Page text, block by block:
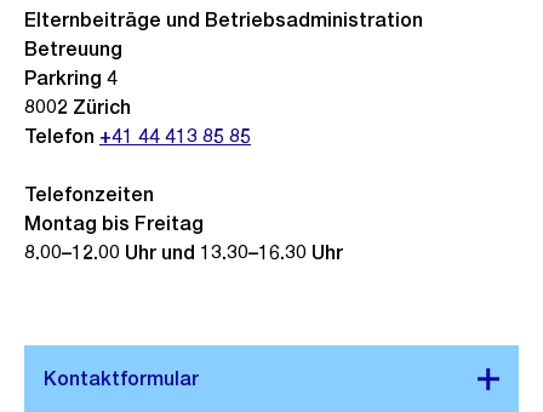
Telefonzeiten
Montag bis Freitag
8.00–12.00 Uhr und 13.30–16.30 Uhr
Elternbeiträge und Betriebsadministration
Betreuung
Parkring 4
8002 Zürich
Telefon +41 44 413 85 85